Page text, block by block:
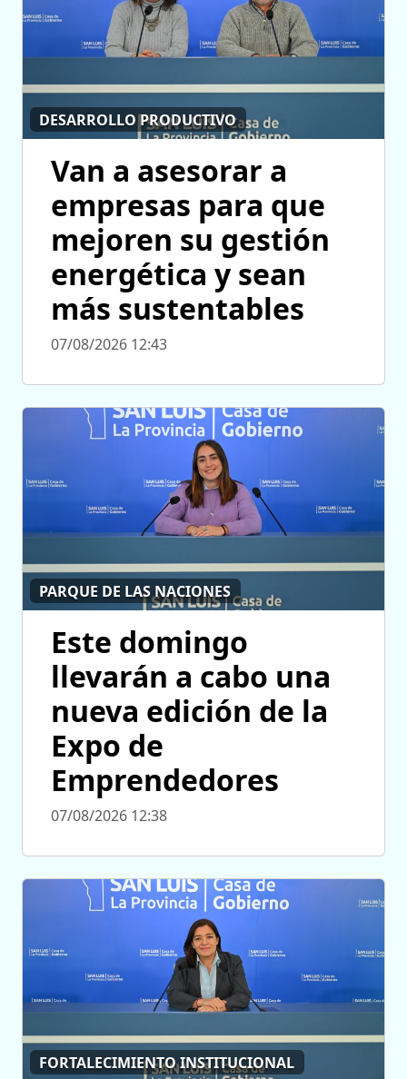
DESARROLLO PRODUCTIVO
Van a asesorar a
empresas para que
mejoren su gestión
energética y sean
más sustentables
07/08/2026 12:43
PARQUE DE LAS NACIONES
Este domingo
llevarán a cabo una
nueva edición de la
Expo de
Emprendedores
07/08/2026 12:38
FORTALECIMIENTO INSTITUCIONAL